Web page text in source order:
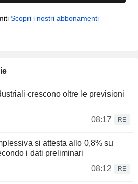
Scopri i nostri abbonamenti
crescono oltre le previsioni
08:17
RE
si attesta allo 0,8% su
i dati preliminari
08:12
RE